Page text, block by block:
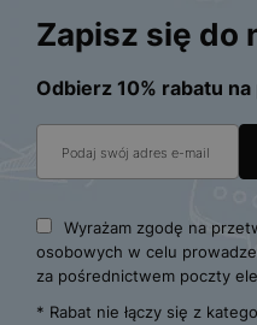
Zapisz się do
Odbierz 10% rabatu
Wyrażam zgodę na
osobowych w celu
za pośrednictwem poczty
* Rabat nie łączy się z